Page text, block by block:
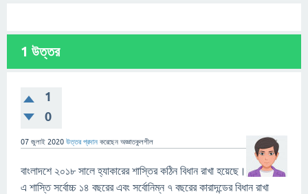
1 উত্তর
1
0
07 জুলাই 2020 উত্তর প্রদান করেছেন অজ্ঞাতকুলশীল
বাংলাদশে ২০১৮ সালে হ্যাকারের শাস্তির কঠিন বিধান রাখা হয়েছে।
এ শাস্তি সর্বোচ্চ ১৪ বছরের এবং সর্বোনিম্ন ৭ বছরের কারাদন্ডের বিধান রাখা